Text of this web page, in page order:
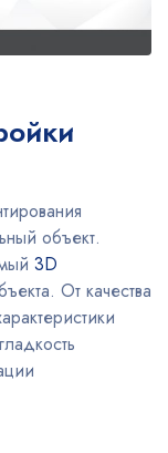
объект.
3D
От качества